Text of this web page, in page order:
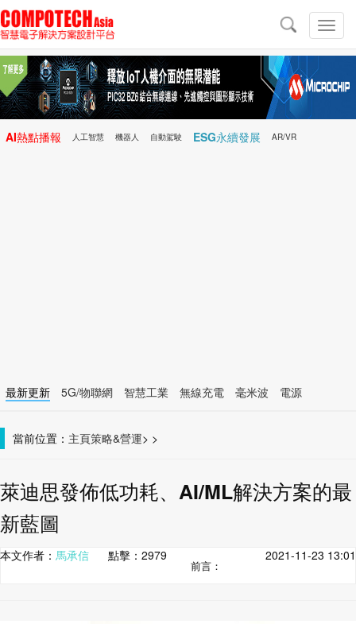
切
換
導
導
航
AI熱點播報 人工智慧 機器人 自動駕駛 ESG永續發展 AR/VR
最新更新 5G/物聯網 智慧工業 無線充電 毫米波
電源
當前位置： 主頁 >
策略&營運 >
萊迪思發佈低功耗、AI/ML解決方案的最
新藍圖
本文作者： 馬承信 點擊： 2979 2021-11-23 13:01
前言：